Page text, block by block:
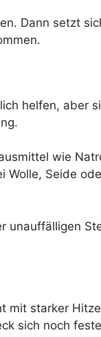
Dann setzt
helfen, aber
wie
Seide
starker
sich noch